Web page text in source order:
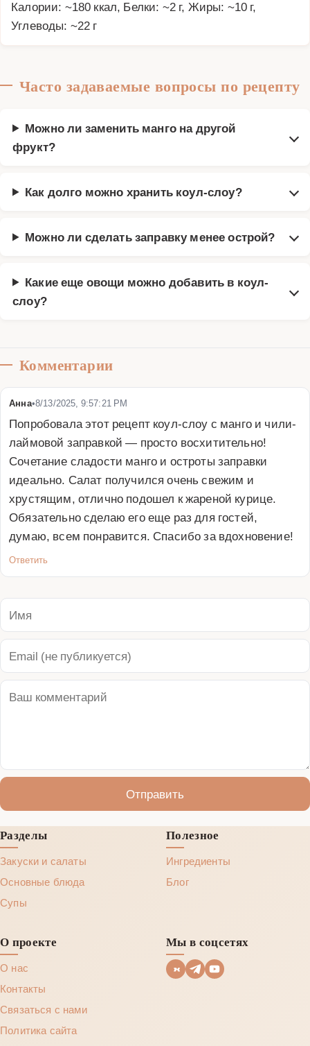
Калории: ~180 ккал, Белки: ~2 г, Жиры: ~10 г,
Углеводы: ~22 г
Часто задаваемые вопросы по рецепту
Можно ли заменить манго на другой
фрукт?
Как долго можно хранить коул-слоу?
Можно ли сделать заправку менее острой?
Какие еще овощи можно добавить в коул-
слоу?
Комментарии
Анна•8/13/2025, 9:57:21 PM
Попробовала этот рецепт коул-слоу с манго и чили-
лаймовой заправкой — просто восхитительно!
Сочетание сладости манго и остроты заправки
идеально. Салат получился очень свежим и
хрустящим, отлично подошел к жареной курице.
Обязательно сделаю его еще раз для гостей,
думаю, всем понравится. Спасибо за вдохновение!
Ответить
Отправить
Разделы
Закуски и салаты
Основные блюда
Супы
Полезное
Ингредиенты
Блог
О проекте
О нас
Контакты
Связаться с нами
Политика сайта
Мы в соцсетях